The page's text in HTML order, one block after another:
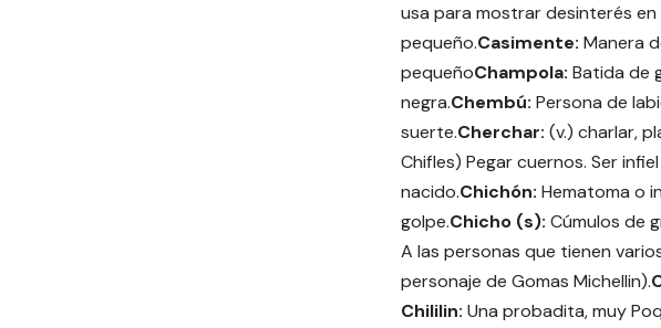
usa para mostrar desinterés en
pequeño.Casimente: Manera
pequeñoChampola: Batida de
negra.Chembú: Persona de
suerte.Cherchar: (v.) charlar,
Chifles) Pegar cuernos. Ser
nacido.Chichón: Hematoma o
golpe.Chicho (s): Cúmulos de
A las personas que tienen
personaje de Gomas Michellin).
Chililin: Una probadita, muy